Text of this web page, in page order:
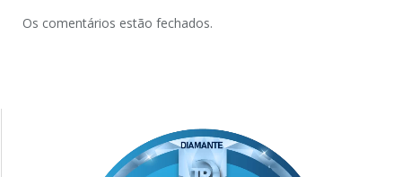
Os comentários estão fechados.